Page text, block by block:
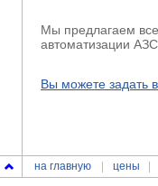
Мы предлагаем
автоматизации
Вы можете задать
на главную цены